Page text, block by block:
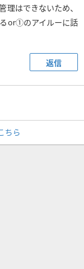
はできないため、
or①のアイルーに話
返信
ちら